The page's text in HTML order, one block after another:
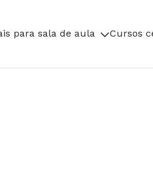
para sala de aula Cursos